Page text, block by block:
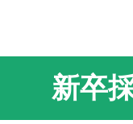
新卒